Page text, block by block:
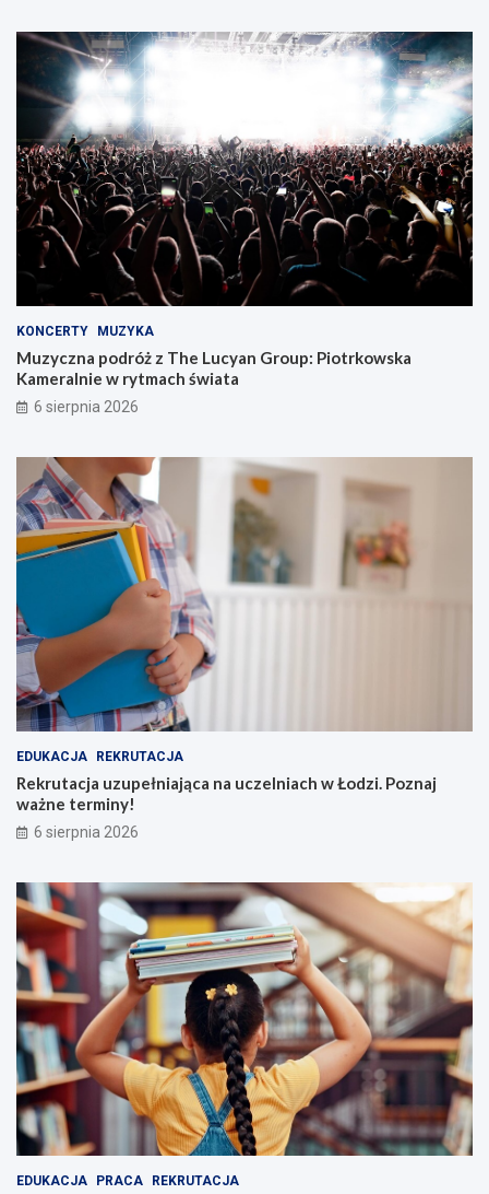
KONCERTY MUZYKA
Muzyczna podróż z The Lucyan Group: Piotrkowska
Kameralnie w rytmach świata
6 sierpnia 2026
EDUKACJA REKRUTACJA
Rekrutacja uzupełniająca na uczelniach w Łodzi. Poznaj
ważne terminy!
6 sierpnia 2026
EDUKACJA PRACA REKRUTACJA